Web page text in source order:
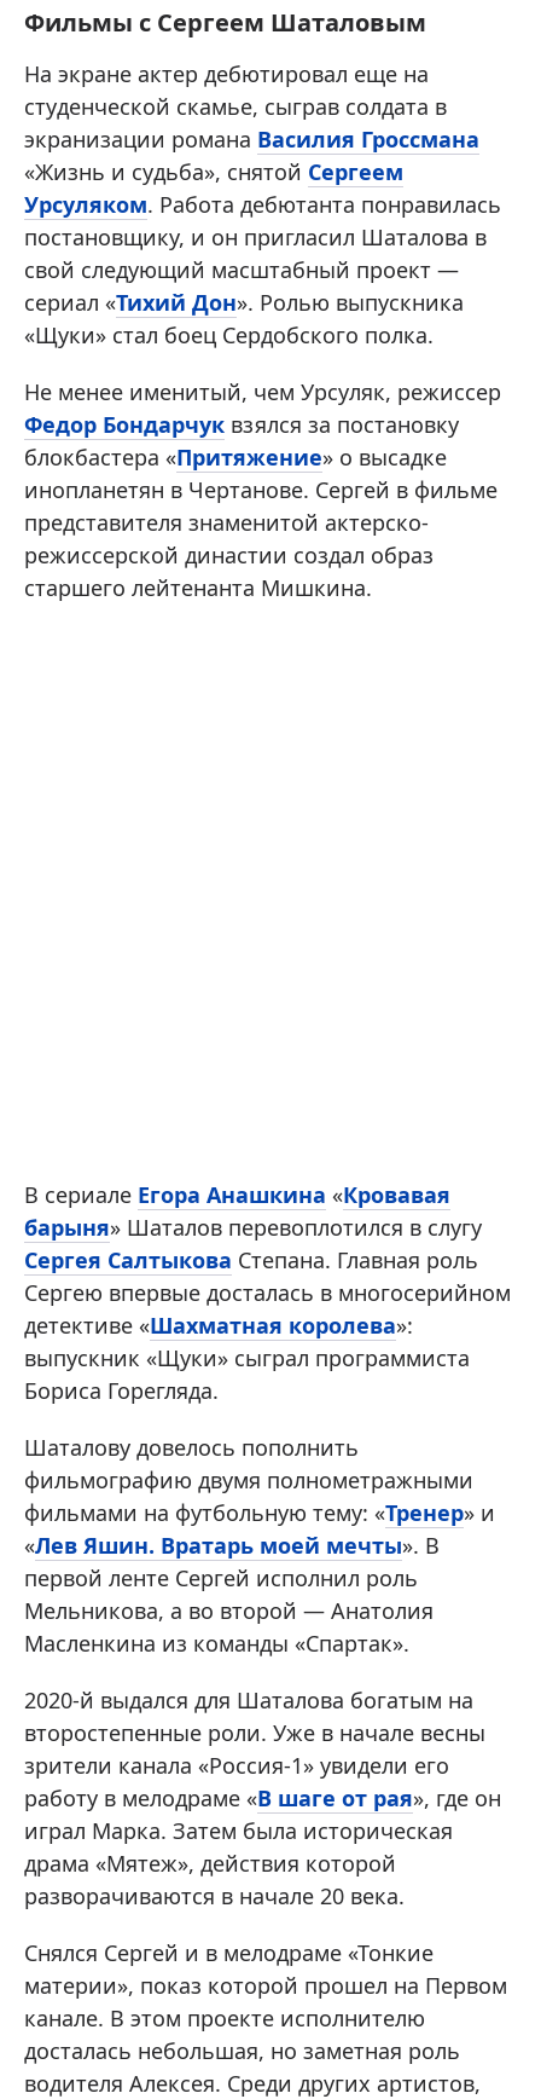
Фильмы с Сергеем Шаталовым
На экране актер дебютировал еще на
студенческой скамье, сыграв солдата в
экранизации романа Василия Гроссмана
«Жизнь и судьба», снятой Сергеем
Урсуляком. Работа дебютанта понравилась
постановщику, и он пригласил Шаталова в
свой следующий масштабный проект —
сериал «Тихий Дон». Ролью выпускника
«Щуки» стал боец Сердобского полка.
Не менее именитый, чем Урсуляк, режиссер
Федор Бондарчук взялся за постановку
блокбастера «Притяжение» о высадке
инопланетян в Чертанове. Сергей в фильме
представителя знаменитой актерско-
режиссерской династии создал образ
старшего лейтенанта Мишкина.
В сериале Егора Анашкина «Кровавая
барыня» Шаталов перевоплотился в слугу
Сергея Салтыкова Степана. Главная роль
Сергею впервые досталась в многосерийном
детективе «Шахматная королева»:
выпускник «Щуки» сыграл программиста
Бориса Горегляда.
Шаталову довелось пополнить
фильмографию двумя полнометражными
фильмами на футбольную тему: «Тренер» и
«Лев Яшин. Вратарь моей мечты». В
первой ленте Сергей исполнил роль
Мельникова, а во второй — Анатолия
Масленкина из команды «Спартак».
2020-й выдался для Шаталова богатым на
второстепенные роли. Уже в начале весны
зрители канала «Россия-1» увидели его
работу в мелодраме «В шаге от рая», где он
играл Марка. Затем была историческая
драма «Мятеж», действия которой
разворачиваются в начале 20 века.
Снялся Сергей и в мелодраме «Тонкие
материи», показ которой прошел на Первом
канале. В этом проекте исполнителю
досталась небольшая, но заметная роль
водителя Алексея. Среди других артистов,